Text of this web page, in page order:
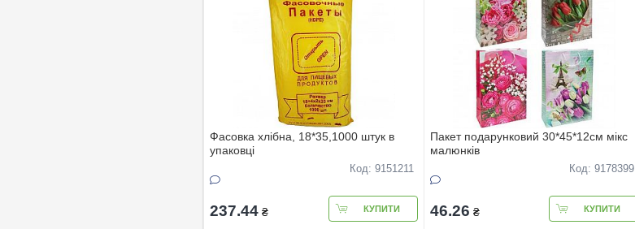
Фасовка хлібна, 18*35,1000 штук в
упаковці
Код: 9151211
237.44 ₴ КУПИТИ
Пакет подарунковий 30*45*12см мiкс
малюнкiв
Код: 9178399
46.26 ₴ КУПИТИ